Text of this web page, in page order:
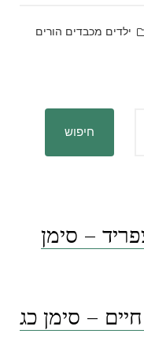
Posted
ילדים מכבדים הורים
חיפוש
– סימן
– סימן כג